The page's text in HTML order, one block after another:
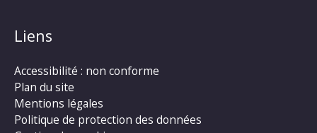
Liens
Accessibilité : non conforme
Plan du site
Mentions légales
Politique de protection des données